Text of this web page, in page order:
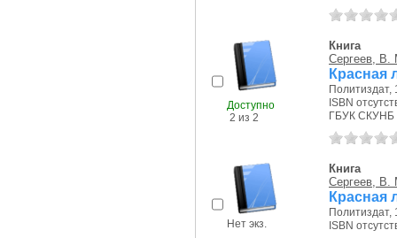
Доступно
2 из 2
Книга
Сергеев, В.
Красная
Политиздат,
ISBN
ГБУК
Нет экз.
Книга
Сергеев, В.
Красная
Политиздат,
ISBN